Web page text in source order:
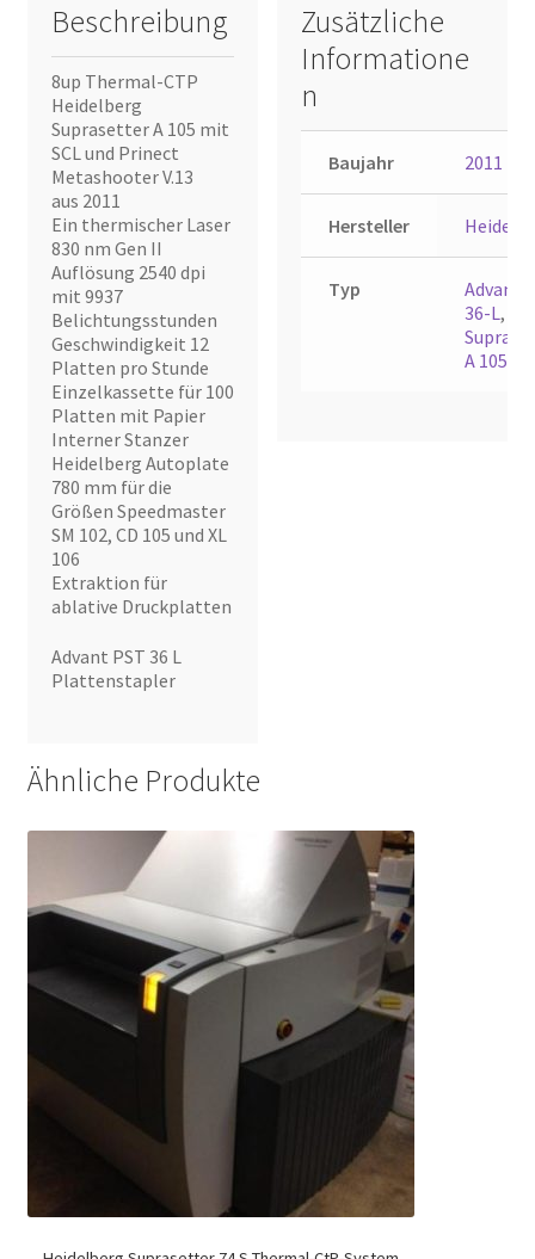
Beschreibung
8up Thermal-CTP
Heidelberg
Suprasetter A 105 mit
SCL und Prinect
Metashooter V.13
aus 2011
Ein thermischer Laser
830 nm Gen II
Auflösung 2540 dpi
mit 9937
Belichtungsstunden
Geschwindigkeit 12
Platten pro Stunde
Einzelkassette für 100
Platten mit Papier
Interner Stanzer
Heidelberg Autoplate
780 mm für die
Größen Speedmaster
SM 102, CD 105 und XL
106
Extraktion für
ablative Druckplatten
Advant PST 36 L
Plattenstapler
Zusätzliche
Informatione
n
Baujahr 2011
Hersteller
Typ
Advant
36-L,
A 105
Ähnliche Produkte